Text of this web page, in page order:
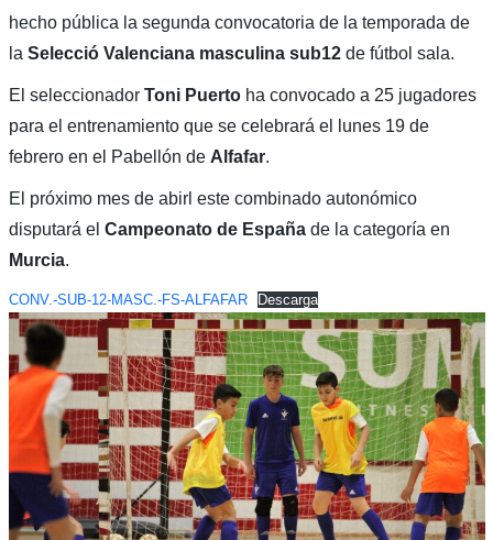
hecho pública la segunda convocatoria de la temporada de
la Selecció Valenciana masculina sub12 de fútbol sala.
El seleccionador Toni Puertoha convocado a 25 jugadores
para el entrenamiento que se celebrará el lunes 19 de
febrero en el Pabellón de Alfafar.
El próximo mes de abirl este combinado autonómico
disputará el Campeonato de Españade la categoría en
Murcia.
CONV.-SUB-12-MASC.-FS-ALFAFAR Descarga